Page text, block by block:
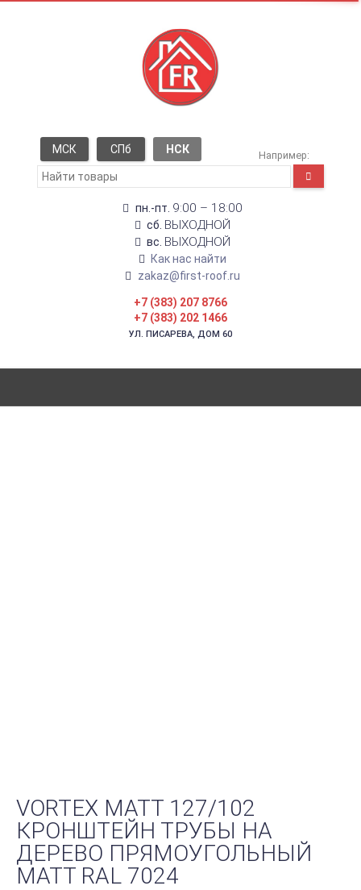
МСК СПб НСК Например:
пн.-пт. 9:00 – 18:00
сб. ВЫХОДНОЙ
вс. ВЫХОДНОЙ
Как нас найти
zakaz@first-roof.ru
+7 (383) 207 8766
+7 (383) 202 1466
УЛ. ПИСАРЕВА, ДОМ 60
VORTEX MATT 127/102
КРОНШТЕЙН ТРУБЫ НА
ДЕРЕВО ПРЯМОУГОЛЬНЫЙ
MATT RAL 7024